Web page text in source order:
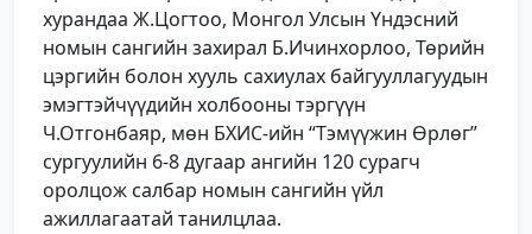
хурандаа Ж.Цогтоо, Монгол Улсын Үндэсний
номын сангийн захирал Б.Ичинхорлоо, Төрийн
цэргийн болон хууль сахиулах байгууллагуудын
эмэгтэйчүүдийн холбооны тэргүүн
Ч.Отгонбаяр, мөн БХИС-ийн “Тэмүүжин Өрлөг”
сургуулийн 6-8 дугаар ангийн 120 сурагч
оролцож салбар номын сангийн үйл
ажиллагаатай танилцлаа.